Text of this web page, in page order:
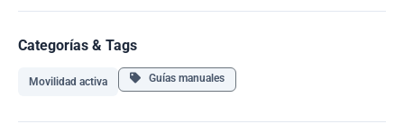
Categorías & Tags
Movilidad activa Guías manuales